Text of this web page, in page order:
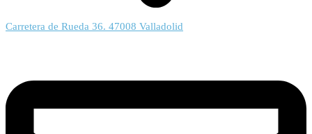
Carretera de Rueda 36. 47008 Valladolid